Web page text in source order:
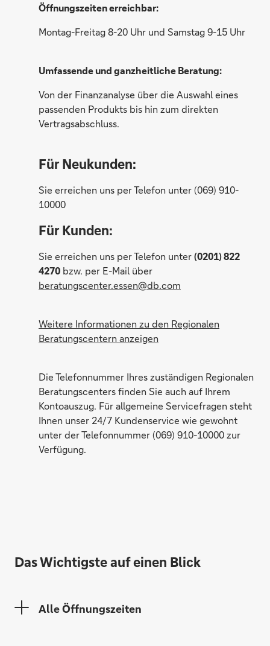
Christina Berks
Lisa Crosina
Nicole Haveneth
Öffnungszeiten erreichbar:
Montag-Freitag 8-20 Uhr und Samstag 9-15 Uhr
Umfassende und ganzheitliche Beratung:
Von der Finanzanalyse über die Auswahl eines
passenden Produkts bis hin zum direkten
Vertragsabschluss.
Für Neukunden:
Sie erreichen uns per Telefon unter (069) 910-
10000
Für Kunden:
Sie erreichen uns per Telefon unter(0201) 822
4270 bzw. per E-Mail über
beratungscenter.essen@db.com
Weitere Informationen zu den Regionalen
Beratungscentern anzeigen
Die Telefonnummer Ihres zuständigen Regionalen
Beratungscenters finden Sie auch auf Ihrem
Kontoauszug. Für allgemeine Servicefragen steht
Ihnen unser 24/7 Kundenservice wie gewohnt
unter der Telefonnummer (069) 910-10000 zur
Verfügung.
Das Wichtigste auf einen Blick
Alle Öffnungszeiten